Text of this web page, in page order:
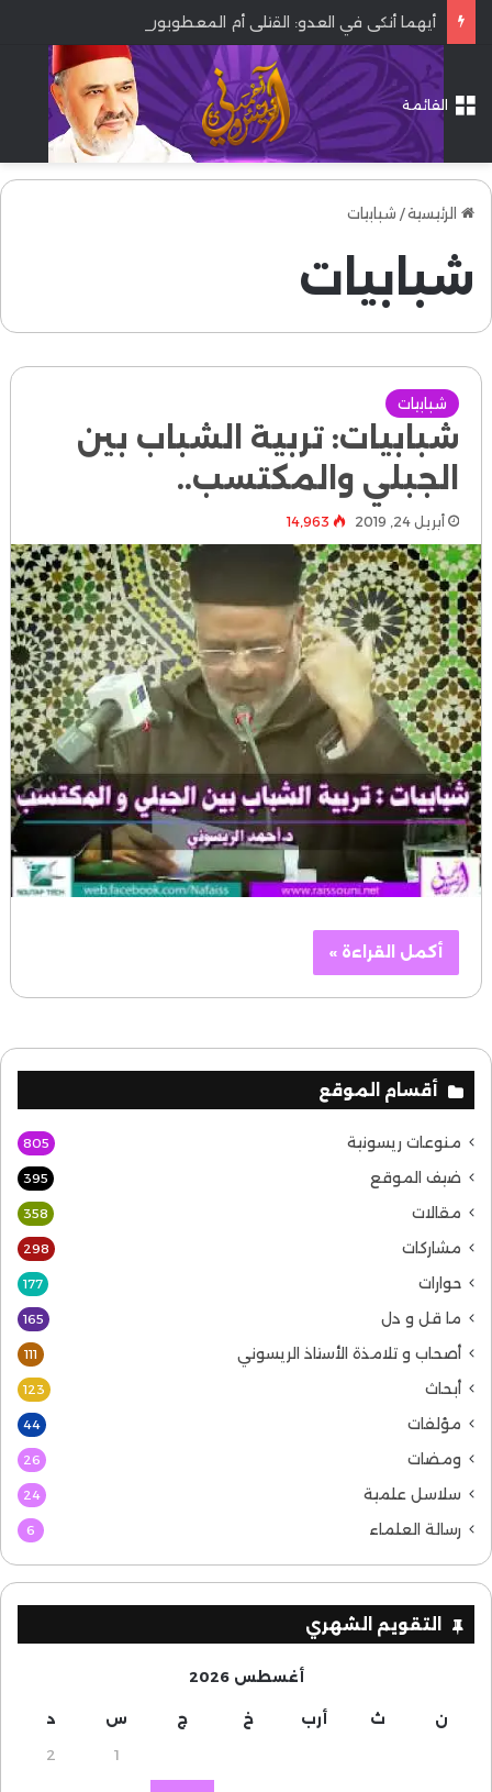
أيهما أنكى في العدو: القتلى أم المعطوبون؟
القائمة
الرئيسية/ شبابيات
شبابيات
شبابيات
شبابيات: تربية الشباب بين
الجبلي والمكتسب..
أبريل 24, 2019 14٬963
أكمل القراءة »
أقسام الموقع
منوعات ريسونية 805
ضيف الموقع 395
مقالات 358
مشاركات 298
حوارات 177
ما قل و دل 165
أصحاب و تلامذة الأستاذ الريسوني 111
أبحاث 123
مؤلفات 44
ومضات 26
سلاسل علمية 24
رسالة العلماء 6
التقويم الشهري
أغسطس 2026
ن ث أرب خ ج س د
1
2